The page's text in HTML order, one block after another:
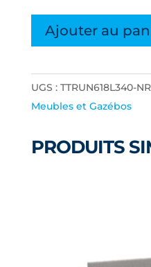
quantité
340
Ajouter au
UGS : TTRUN618L340-NR
Meubles et Gazébos
PRODUITS